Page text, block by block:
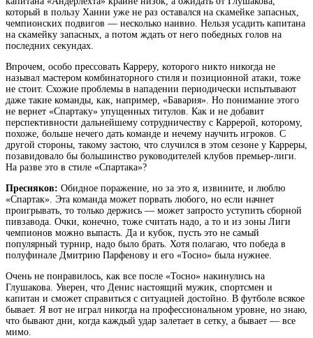
который в пользу Ханни уже не раз оставался на скамейке запасных,
чемпионских подвигов — несколько наивно. Нельзя усадить капитана
на скамейку запасных, а потом ждать от него победных голов на
последних секундах.
Впрочем, особо прессовать Карреру, которого никто никогда не
называл мастером комбинаторного стиля и позиционной атаки, тоже
не стоит. Схожие проблемы в нападении периодически испытывают
даже такие команды, как, например, «Бавария». Но понимание этого
не вернет «Спартаку» упущенных титулов. Как и не добавит
перспективности дальнейшему сотрудничеству с Каррерой, которому,
похоже, больше нечего дать команде и нечему научить игроков. С
другой стороны, такому застою, что случился в этом сезоне у Карреры,
позавидовало бы большинство руководителей клубов премьер-лиги.
На разве это в стиле «Спартака»?
Пресняков: Обидное поражение, но за это я, извините, и люблю
«Спартак». Эта команда может порвать любого, но если начнет
проигрывать, то только держись — может запросто уступить сборной
пивзавода. Очки, конечно, тоже считать надо, а то и из зоны Лиги
чемпионов можно выпасть. Да и кубок, пусть это не самый
популярный турнир, надо было брать. Хотя полагаю, что победа в
полуфинале Дмитрию Парфенову и его «Тосно» была нужнее.
Очень не понравилось, как все после «Тосно» накинулись на
Глушакова. Уверен, что Денис настоящий мужик, спортсмен и
капитан и сможет справиться с ситуацией достойно. В футболе всякое
бывает. Я вот не играл никогда на профессиональном уровне, но знаю,
что бывают дни, когда каждый удар залетает в сетку, а бывает — все
мимо.